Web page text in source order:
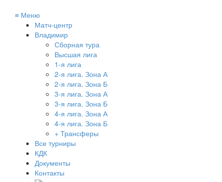
≡ Меню
Матч-центр
Владимир
Сборная тура
Высшая лига
1-я лига
2-я лига. Зона А
2-я лига. Зона Б
3-я лига. Зона А
3-я лига. Зона Б
4-я лига. Зона А
4-я лига. Зона Б
+ Трансферы
Все турниры
КДК
Документы
Контакты